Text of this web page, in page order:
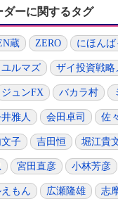
ーに関するタグ
蔵 ZERO にほんば
ルマズ ザイ投資戦略
ジュンFX バカラ村
雅人 会田卓司 佐
子 吉田恒 堀江貴
宮田直彦 小林芳彦
もん 広瀬隆雄 志